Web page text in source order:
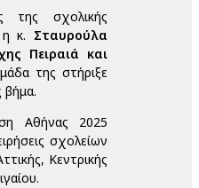
της σχολικής
κ. Σταυρούλα
Πειραιά και
της στήριξε
βήμα.
Αθήνας 2025
σχολείων
Κεντρικής